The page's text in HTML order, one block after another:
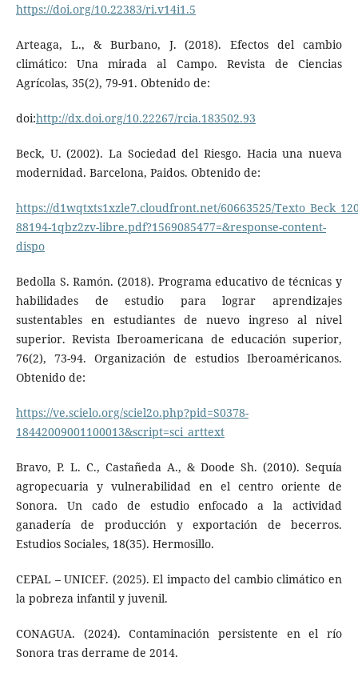
https://doi.org/10.22383/ri.v14i1.5
Arteaga, L., & Burbano, J. (2018). Efectos del cambio
climático: Una mirada al Campo. Revista de Ciencias
Agrícolas, 35(2), 79-91. Obtenido de:
doi:http://dx.doi.org/10.22267/rcia.183502.93
Beck, U. (2002). La Sociedad del Riesgo. Hacia una nueva
modernidad. Barcelona, Paidos. Obtenido de:
https://d1wqtxts1xzle7.cloudfront.net/60663525/
88194-1qbz2zv-libre.pdf?1569085477=&response-content-
dispo
Bedolla S. Ramón. (2018). Programa educativo de técnicas y
habilidades de estudio para lograr aprendizajes
sustentables en estudiantes de nuevo ingreso al nivel
superior. Revista Iberoamericana de educación superior,
76(2), 73-94. Organización de estudios Iberoaméricanos.
Obtenido de:
https://ve.scielo.org/sciel2o.php?pid=S0378-
18442009001100013&script=sci_arttext
Bravo, P. L. C., Castañeda A., & Doode Sh. (2010). Sequía
agropecuaria y vulnerabilidad en el centro oriente de
Sonora. Un cado de estudio enfocado a la actividad
ganadería de producción y exportación de becerros.
Estudios Sociales, 18(35). Hermosillo.
CEPAL – UNICEF. (2025). El impacto del cambio climático en
la pobreza infantil y juvenil.
CONAGUA. (2024). Contaminación persistente en el río
Sonora tras derrame de 2014.